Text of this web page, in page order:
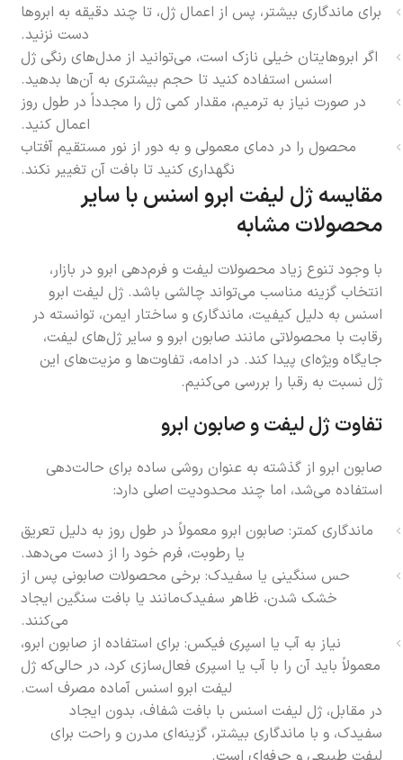
برای ماندگاری بیشتر، پس از اعمال ژل، تا چند دقیقه به ابروها
دست نزنید.
اگر ابروهایتان خیلی نازک است، می‌توانید از مدل‌های رنگی ژل
اسنس استفاده کنید تا حجم بیشتری به آن‌ها بدهید.
در صورت نیاز به ترمیم، مقدار کمی ژل را مجدداً در طول روز
اعمال کنید.
محصول را در دمای معمولی و به دور از نور مستقیم آفتاب
نگهداری کنید تا بافت آن تغییر نکند.
مقایسه ژل لیفت ابرو اسنس با سایر
محصولات مشابه
با وجود تنوع زیاد محصولات لیفت و فرم‌دهی ابرو در بازار،
انتخاب گزینه مناسب می‌تواند چالشی باشد. ژل لیفت ابرو
اسنس به دلیل کیفیت، ماندگاری و ساختار ایمن، توانسته در
رقابت با محصولاتی مانند صابون ابرو و سایر ژل‌های لیفت،
جایگاه ویژه‌ای پیدا کند. در ادامه، تفاوت‌ها و مزیت‌های این
ژل نسبت به رقبا را بررسی می‌کنیم.
تفاوت ژل لیفت و صابون ابرو
صابون ابرو از گذشته به عنوان روشی ساده برای حالت‌دهی
استفاده می‌شد، اما چند محدودیت اصلی دارد:
ماندگاری کمتر: صابون ابرو معمولاً در طول روز به دلیل تعریق
یا رطوبت، فرم خود را از دست می‌دهد.
حس سنگینی یا سفیدک: برخی محصولات صابونی پس از
خشک شدن، ظاهر سفیدک‌مانند یا بافت سنگین ایجاد
می‌کنند.
نیاز به آب یا اسپری فیکس: برای استفاده از صابون ابرو،
معمولاً باید آن را با آب یا اسپری فعال‌سازی کرد، در حالی‌که ژل
لیفت ابرو اسنس آماده مصرف است.
در مقابل، ژل لیفت اسنس با بافت شفاف، بدون ایجاد
سفیدک، و با ماندگاری بیشتر، گزینه‌ای مدرن و راحت برای